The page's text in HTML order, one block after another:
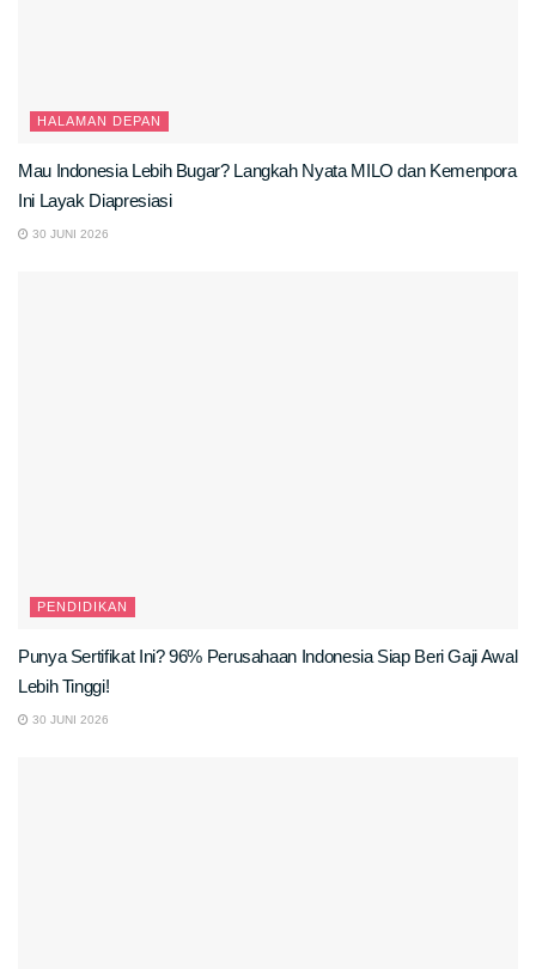
HALAMAN DEPAN
Mau Indonesia Lebih Bugar? Langkah Nyata MILO dan Kemenpora
Ini Layak Diapresiasi
30 JUNI 2026
PENDIDIKAN
Punya Sertifikat Ini? 96% Perusahaan Indonesia Siap Beri Gaji Awal
Lebih Tinggi!
30 JUNI 2026